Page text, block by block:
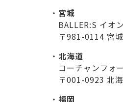
宮城
BALLER:S イオ
〒981-0114 宮
北海道
コーチャンフォ
〒001-0923 北
福岡